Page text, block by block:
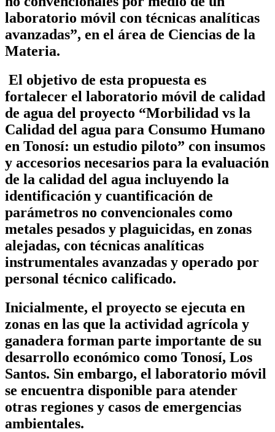
laboratorio móvil con técnicas analíticas
avanzadas”, en el área de Ciencias de la
Materia.
El objetivo de esta propuesta es
fortalecer el laboratorio móvil de calidad
de agua del proyecto “Morbilidad vs la
Calidad del agua para Consumo Humano
en Tonosí: un estudio piloto” con insumos
y accesorios necesarios para la evaluación
de la calidad del agua incluyendo la
identificación y cuantificación de
parámetros no convencionales como
metales pesados y plaguicidas, en zonas
alejadas, con técnicas analíticas
instrumentales avanzadas y operado por
personal técnico calificado.
Inicialmente, el proyecto se ejecuta en
zonas en las que la actividad agrícola y
ganadera forman parte importante de su
desarrollo económico como Tonosí, Los
Santos. Sin embargo, el laboratorio móvil
se encuentra disponible para atender
otras regiones y casos de emergencias
ambientales.